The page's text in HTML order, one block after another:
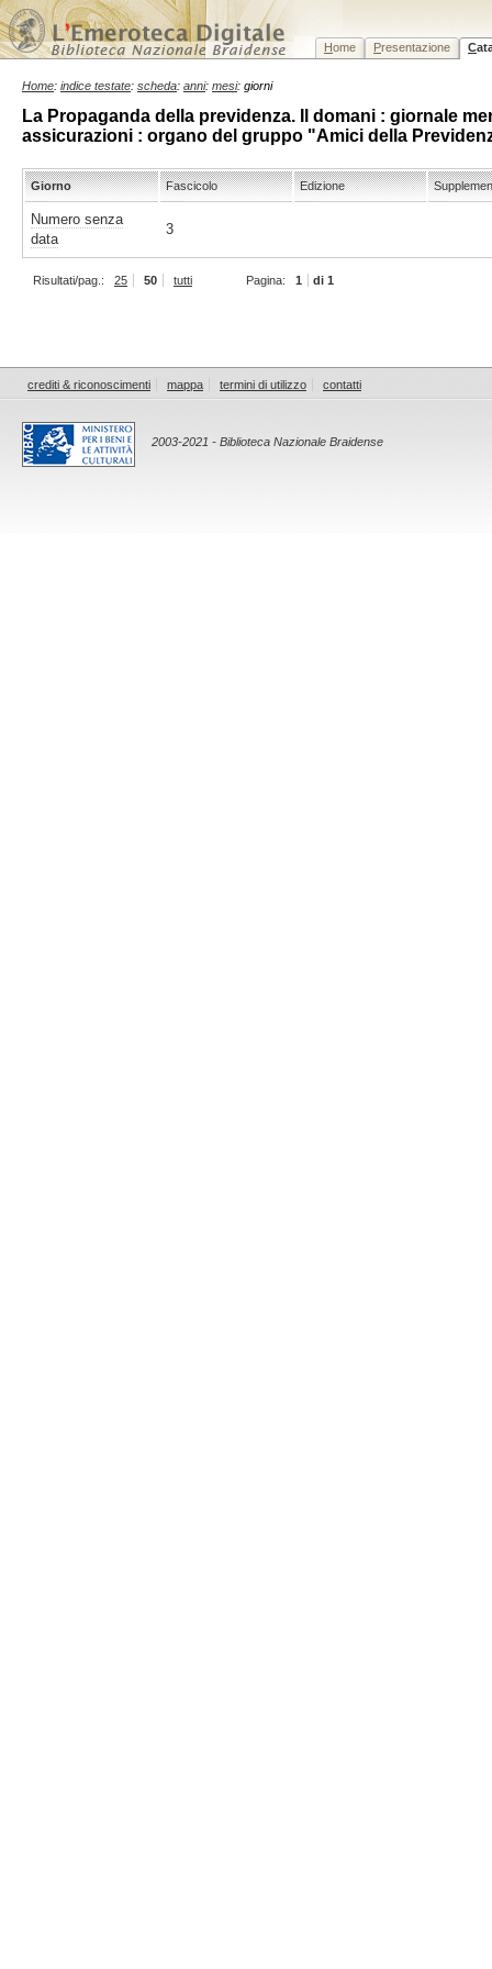
Home Presentazione C
Home: indice testate: scheda: anni: mesi: giorni
La Propaganda della previdenza. Il domani : giornale
assicurazioni : organo del gruppo "Amici della
Giorno Fascicolo Edizione
Numero senza
data
3
Risultati/pag.: 25 50 tutti Pagina: 1 di 1
crediti & riconoscimenti mappa termini di utilizzo contatti
2003-2021 - Biblioteca Nazionale Braidense